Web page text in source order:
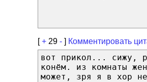
[+ 29 - ] Комментировать
вот прикол... сижу,
конём. из комнаты
может, зря я в хор не